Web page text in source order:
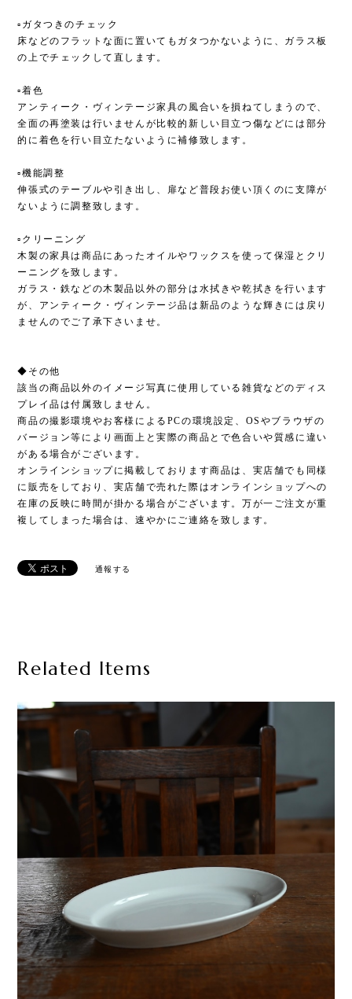
▫︎ガタつきのチェック
床などのフラットな面に置いてもガタつかないように、ガラス板
の上でチェックして直します。
▫︎着色
アンティーク・ヴィンテージ家具の風合いを損ねてしまうので、
全面の再塗装は行いませんが比較的新しい目立つ傷などには部分
的に着色を行い目立たないように補修致します。
▫︎機能調整
伸張式のテーブルや引き出し、扉など普段お使い頂くのに支障が
ないように調整致します。
▫︎クリーニング
木製の家具は商品にあったオイルやワックスを使って保湿とクリ
ーニングを致します。
ガラス・鉄などの木製品以外の部分は水拭きや乾拭きを行います
が、アンティーク・ヴィンテージ品は新品のような輝きには戻り
ませんのでご了承下さいませ。
◆その他
該当の商品以外のイメージ写真に使用している雑貨などのディス
プレイ品は付属致しません。
商品の撮影環境やお客様によるPCの環境設定、OSやブラウザの
バージョン等により画面上と実際の商品とで色合いや質感に違い
がある場合がございます。
オンラインショップに掲載しております商品は、実店舗でも同様
に販売をしており、実店舗で売れた際はオンラインショップへの
在庫の反映に時間が掛かる場合がございます。万が一ご注文が重
複してしまった場合は、速やかにご連絡を致します。
通報する
Related Items